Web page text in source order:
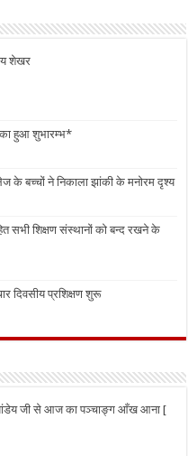
शेखर
हुआ शुभारम्भ*
के बच्चों ने निकाला झांकी के मनोरम दृश्य
सभी शिक्षण संस्थानों को बन्द रखने के
दिवसीय प्रशिक्षण शुरू
पांडेय जी से आज का पञ्चाङ्ग आँख आना [